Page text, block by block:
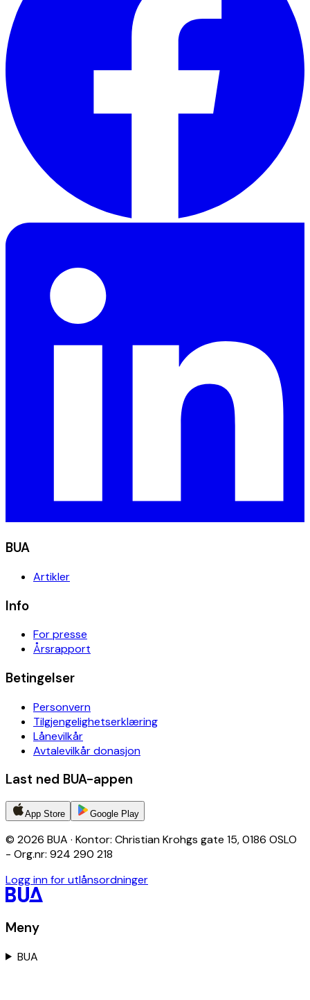
BUA
Artikler
Info
For presse
Årsrapport
Betingelser
Personvern
Tilgjengelighetserklæring
Lånevilkår
Avtalevilkår donasjon
Last ned BUA-appen
App Store Google Play
© 2026 BUA · Kontor: Christian Krohgs gate 15, 0186 OSLO
- Org.nr: 924 290 218
Logg inn for utlånsordninger
Meny
BUA